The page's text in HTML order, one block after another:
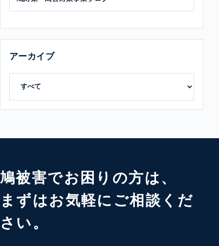
アーカイブ
鳩被害でお困りの方は、
まずはお気軽にご相談くだ
さい。